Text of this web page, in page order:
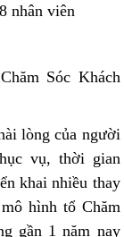
nhân viên
Sóc Khách
lòng của người
vụ, thời gian
khai nhiều thay
hình tổ Chăm
gần 1 năm nay